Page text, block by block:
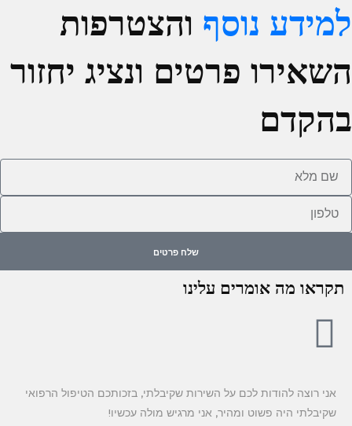
למידע נוסף והצטרפות
השאירו פרטים ונציג יחזור
בהקדם
שלח פרטים
תקראו מה אומרים עלינו
אני רוצה להודות לכם על השירות שקיבלתי, בזכותכם הטיפול הרפואי
שקיבלתי היה פשוט ומהיר, אני מרגיש מולה עכשיו!